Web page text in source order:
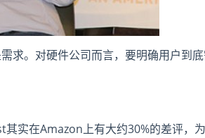
求。对硬件公司而言，要明确用户到
实在Amazon上有大约30%的差评，为